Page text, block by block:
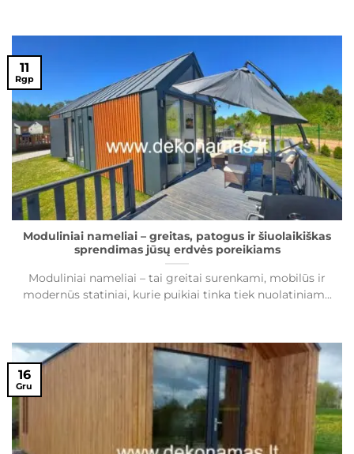
Moduliniai nameliai – greitas, patogus ir šiuolaikiškas
sprendimas jūsų erdvės poreikiams
Moduliniai nameliai – tai greitai surenkami, mobilūs ir
modernūs statiniai, kurie puikiai tinka tiek nuolatiniam...
11
Rgp
16
Gru